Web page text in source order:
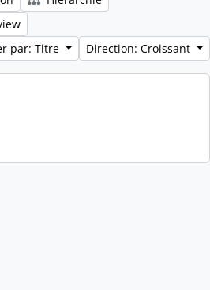
par: Titre
Direction: Croissant